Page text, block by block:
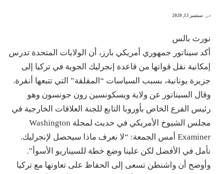
في سبتمبر 13, 2020
نورث بالس
أكد سيناتور جمهوري أمريكي بارز، أن الولايات المتحدة تدرس
إمكانية نقل قواتها من قاعدة إنجرليك الجوية في تركيا إلى
جزيرة يونانية، بسبب السياسات “المقلقة” التي تتبعها أنقرة.
وقال السيناتور عن ولاية ويسكونسين رون جونسون وهو
رئيس الفرع الخاص بأوروبا التابع للجنة العلاقات الخارجية في
مجلس الشيوخ الأمريكي في حديث لمجلة Washington
Examiner أمس الجمعة: “لا نعرف ماذا سيحصل لإنجرليك.
نأمل في الأفضل لكن علينا وضع خطة للسيناريو الأسوأ”.
وأوضح أن واشنطن تسعى إلى الحفاظ على تعاونها مع تركيا